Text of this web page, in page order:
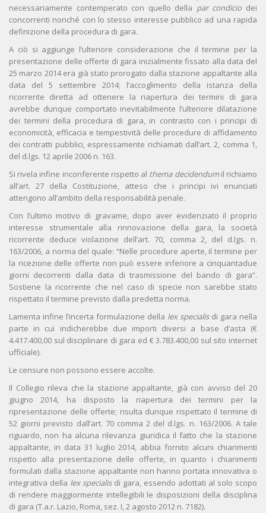
necessariamente contemperato con quello della par condicio dei
concorrenti nonché con lo stesso interesse pubblico ad una rapida
definizione della procedura di gara.
A ciò si aggiunge l’ulteriore considerazione che il termine per la
presentazione delle offerte di gara inizialmente fissato alla data del
25 marzo 2014 era già stato prorogato dalla stazione appaltante alla
data del 5 settembre 2014; l’accoglimento della istanza della
ricorrente diretta ad ottenere la riapertura dei termini di gara
avrebbe dunque comportato inevitabilmente l’ulteriore dilatazione
dei termini della procedura di gara, in contrasto con i principi di
economicità, efficacia e tempestività delle procedure di affidamento
dei contratti pubblici, espressamente richiamati dall’art. 2, comma 1,
del d.lgs. 12 aprile 2006 n. 163.
Si rivela infine inconferente rispetto al thema decidendumil richiamo
all’art. 27 della Costituzione, atteso che i principi ivi enunciati
attengono all’ambito della responsabilità penale.
Con l’ultimo motivo di gravame, dopo aver evidenziato il proprio
interesse strumentale alla rinnovazione della gara, la società
ricorrente deduce violazione dell’art. 70, comma 2, del d.lgs. n.
163/2006, a norma del quale: “Nelle procedure aperte, il termine per
la ricezione delle offerte non può essere inferiore a cinquantadue
giorni decorrenti dalla data di trasmissione del bando di gara”.
Sostiene la ricorrente che nel caso di specie non sarebbe stato
rispettato il termine previsto dalla predetta norma.
Lamenta infine l’incerta formulazione della lex specialisdi gara nella
parte in cui indicherebbe due importi diversi a base d’asta (€
4.417.400,00 sul disciplinare di gara ed € 3.783.400,00 sul sito internet
ufficiale).
Le censure non possono essere accolte.
Il Collegio rileva che la stazione appaltante, già con avviso del 20
giugno 2014, ha disposto la riapertura dei termini per la
ripresentazione delle offerte; risulta dunque rispettato il termine di
52 giorni previsto dall’art. 70 comma 2 del d.lgs. n. 163/2006. A tale
riguardo, non ha alcuna rilevanza giuridica il fatto che la stazione
appaltante, in data 31 luglio 2014, abbia fornito alcuni chiarimenti
rispetto alla presentazione delle offerte, in quanto i chiarimenti
formulati dalla stazione appaltante non hanno portata innovativa o
integrativa della lex specialisdi gara, essendo adottati al solo scopo
di rendere maggiormente intellegibili le disposizioni della disciplina
di gara (T.a.r. Lazio, Roma, sez. I, 2 agosto 2012 n. 7182).